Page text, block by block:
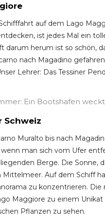
auf dem Lago
ist jedes Mal ein
darum herum ist so schön,
nach Magadino
Lehrer: Das Tessiner
Ein Bootshafen
Schweiz
Muralto bis nach
man sich vom Ufer
Berge. Die Sonne,
Mittelmeer. Auf dem Schiff
zu konzentrieren.
Maggiore zu einem
Pflanzen zu sehen.